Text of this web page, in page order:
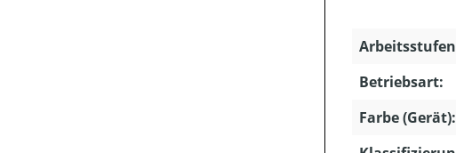
Betriebsart:
Farbe (Gerät):